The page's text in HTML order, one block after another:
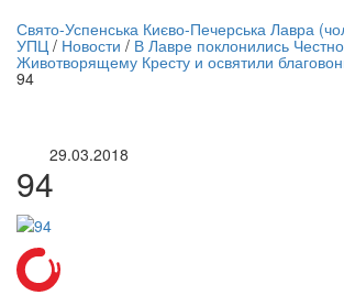
трансляция | 12 сентября
трансляции
Свято-Успенська Києво-Печерська Лавра
УПЦ / Новости / В Лавре поклонились
Животворящему Кресту и освятили
94
29.03.2018
94